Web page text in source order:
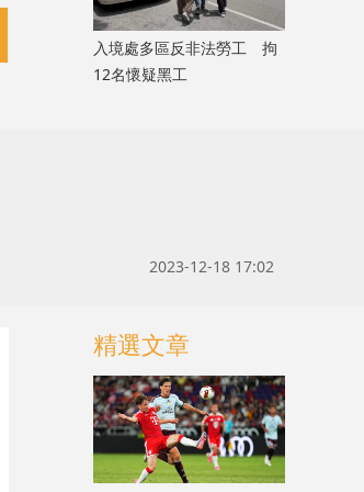
入境處多區反非法勞工 拘
12名懷疑黑工
2023-12-18 17:02
精選文章